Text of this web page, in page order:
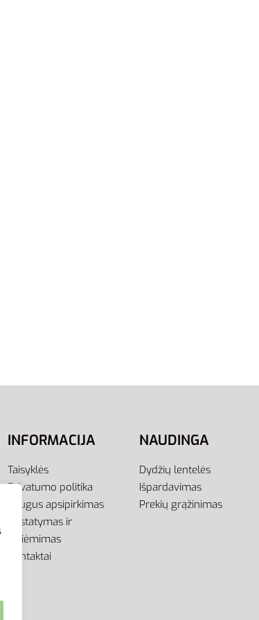
savybes Pasirinkti savybes
INFORMACIJA
Taisyklės
Privatumo politika
Saugus apsipirkimas
Pristatymas ir
atsiėmimas
Kontaktai
NAUDINGA
Dydžių lentelės
Išpardavimas
Prekių grąžinimas